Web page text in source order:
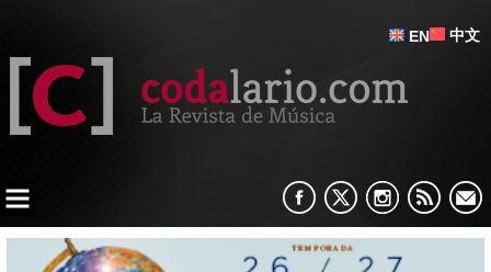
EN 中文